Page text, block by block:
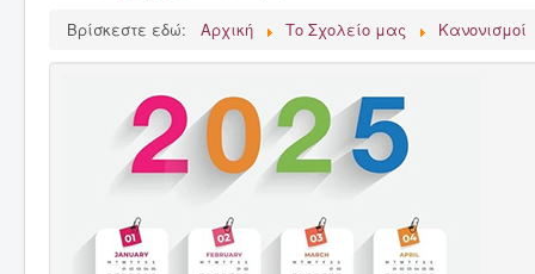
Βρίσκεστε εδώ:
Αρχική Το Σχολείο μας Κανονισμοί